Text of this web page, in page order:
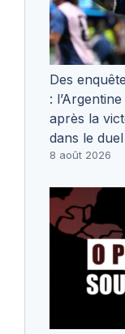
Des
:
après la
dans le
8 août 2026